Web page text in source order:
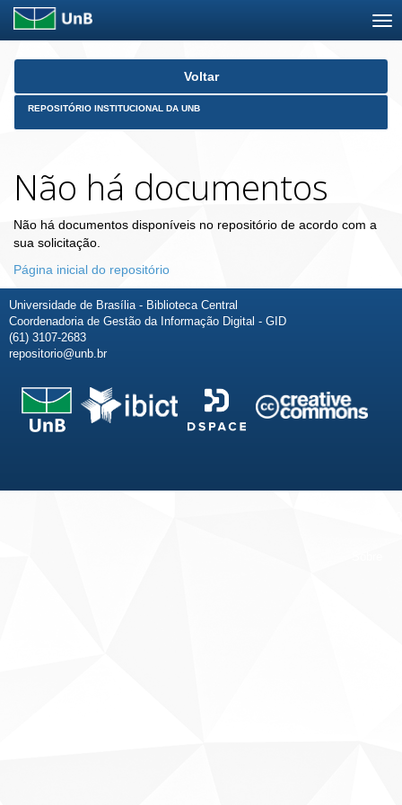
Skip
Voltar
REPOSITÓRIO INSTITUCIONAL DA UNB
Não há documentos
Não há documentos disponíveis no repositório de acordo com a
sua solicitação.
Página inicial do repositório
Universidade de Brasília - Biblioteca Central
Coordenadoria de Gestão da Informação Digital - GID
(61) 3107-2683
repositorio@unb.br